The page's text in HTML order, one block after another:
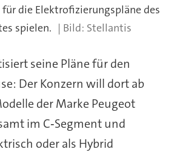
die Elektrofizierungspläne des
spielen.
Stellantis
seine Pläne für den
Der Konzern will dort ab
der Marke Peugeot
im C‑Segment und
oder als Hybrid